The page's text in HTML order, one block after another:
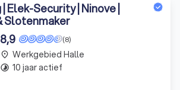
Elek-Security | Ninove |
Slotenmaker
(8)
8,9
place Werkgebied Halle
timelapse 10 jaar actief